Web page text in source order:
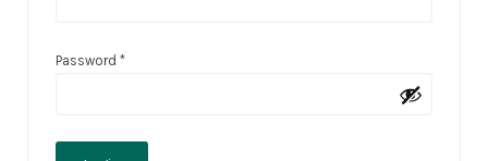
Password *Richiesto